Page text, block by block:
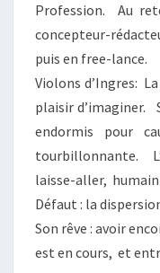
Profession. Au
concepteur-
puis en free-lance.
Violons d’Ingres:
plaisir d’imaginer.
endormis pour
tourbillonnante.
laisse-aller,
Défaut : la
Son rêve : avoir
est en cours, et